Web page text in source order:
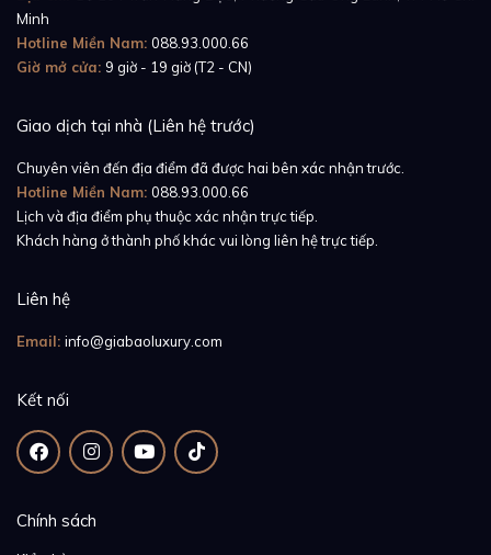
Minh
Hotline Miền Nam: 088.93.000.66
Giờ mở cửa: 9 giờ - 19 giờ (T2 - CN)
Giao dịch tại nhà (Liên hệ trước)
Chuyên viên đến địa điểm đã được hai bên xác nhận trước.
Hotline Miền Nam: 088.93.000.66
Lịch và địa điểm phụ thuộc xác nhận trực tiếp.
Khách hàng ở thành phố khác vui lòng liên hệ trực tiếp.
Liên hệ
Email: info@giabaoluxury.com
Kết nối
Chính sách